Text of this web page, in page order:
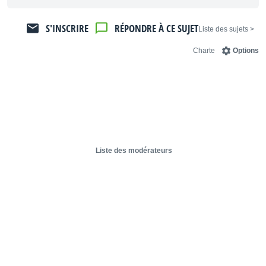
< Liste des sujets
RÉPONDRE À CE SUJET
S'INSCRIRE
Options
Charte
Liste des modérateurs